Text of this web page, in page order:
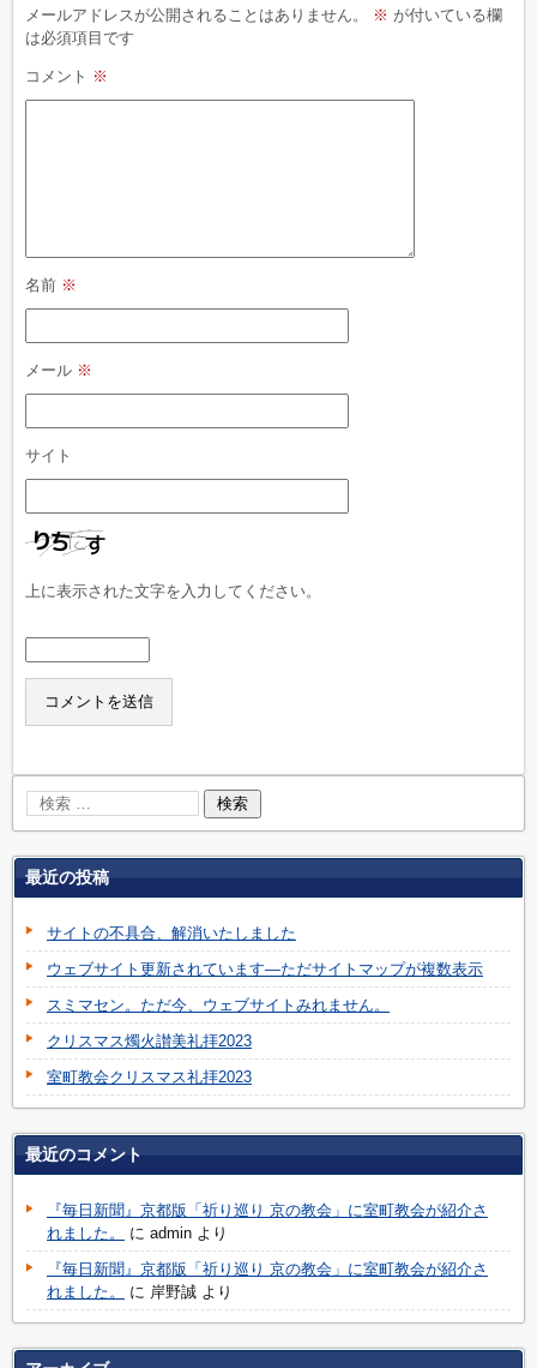
メールアドレスが公開されることはありません。 ※ が付いている欄
は必須項目です
コメント ※
名前 ※
メール ※
サイト
上に表示された文字を入力してください。
最近の投稿
サイトの不具合、解消いたしました
ウェブサイト更新されています―ただサイトマップが複数表示
スミマセン。ただ今、ウェブサイトみれません。
クリスマス燭火讃美礼拝2023
室町教会クリスマス礼拝2023
最近のコメント
『毎日新聞』京都版「祈り巡り 京の教会」に室町教会が紹介さ
れました。
に admin より
『毎日新聞』京都版「祈り巡り 京の教会」に室町教会が紹介さ
れました。
に 岸野誠 より